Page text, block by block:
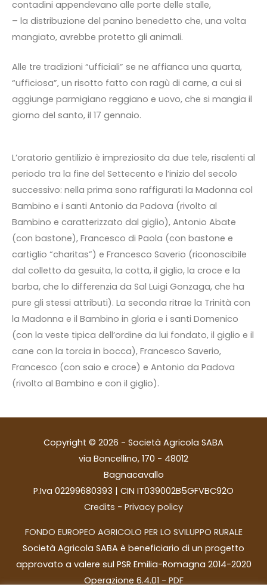
contadini appendevano alle porte delle stalle,
– la distribuzione del panino benedetto che, una volta
mangiato, avrebbe protetto gli animali.
Alle tre tradizioni “ufficiali” se ne affianca una quarta,
“ufficiosa”, un risotto fatto con ragù di carne, a cui si
aggiunge parmigiano reggiano e uovo, che si mangia il
giorno del santo, il 17 gennaio.
L’oratorio gentilizio è impreziosito da due tele, risalenti al
periodo tra la fine del Settecento e l’inizio del secolo
successivo: nella prima sono raffigurati la Madonna col
Bambino e i santi Antonio da Padova (rivolto al
Bambino e caratterizzato dal giglio), Antonio Abate
(con bastone), Francesco di Paola (con bastone e
cartiglio “charitas”) e Francesco Saverio (riconoscibile
dal colletto da gesuita, la cotta, il giglio, la croce e la
barba, che lo differenzia da Sal Luigi Gonzaga, che ha
pure gli stessi attributi). La seconda ritrae la Trinità con
la Madonna e il Bambino in gloria e i santi Domenico
(con la veste tipica dell’ordine da lui fondato, il giglio e il
cane con la torcia in bocca), Francesco Saverio,
Francesco (con saio e croce) e Antonio da Padova
(rivolto al Bambino e con il giglio).
Copyright © 2026 - Società Agricola SABA
via Boncellino, 170 - 48012
Bagnacavallo
P.Iva 02299680393 | CIN IT039002B5GFVBC92O
Credits - Privacy policy
FONDO EUROPEO AGRICOLO PER LO SVILUPPO RURALE
Società Agricola SABA è beneficiario di un progetto
approvato a valere sul PSR Emilia-Romagna 2014-2020
Operazione 6.4.01 - PDF